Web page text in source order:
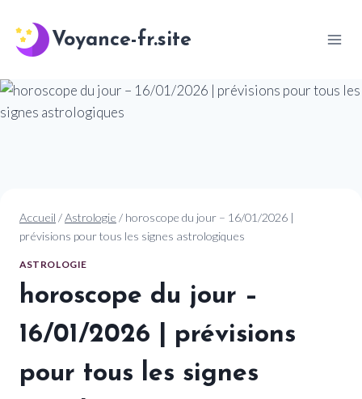
contenu
Voyance-fr.site
Accueil /Astrologie / horoscope du jour – 16/01/2026 |
prévisions pour tous les signes astrologiques
ASTROLOGIE
horoscope du jour –
16/01/2026 | prévisions
pour tous les signes